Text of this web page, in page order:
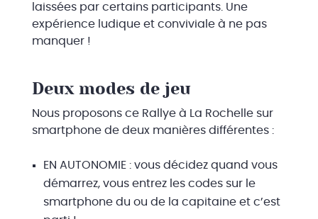
laissées par certains participants. Une
expérience ludique et conviviale à ne pas
manquer !
Deux modes de jeu
Nous proposons ce Rallye à La Rochelle sur
smartphone de deux manières différentes :
EN AUTONOMIE : vous décidez quand vous
démarrez, vous entrez les codes sur le
smartphone du ou de la capitaine et c’est